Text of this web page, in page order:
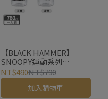
【BLACK HAMMER】
SNOOPY運動系列
TRITAN 輕巧運動瓶760ml
高爾夫款
NT$490NT$790
加入購物車